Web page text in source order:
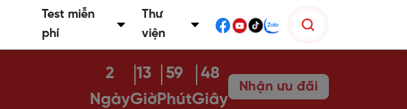
Test miễn
phí
Thư
viện
2
Ngày
13
Giờ
59
Phút
46
Giây
Nhận ưu đãi